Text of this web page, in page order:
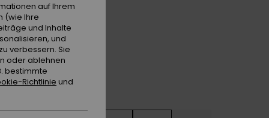
Pebble
auf Ihrem
(wie Ihre
und Inhalte
und
verbessern. Sie
oder ablehnen
bestimmte
Richtlinie und